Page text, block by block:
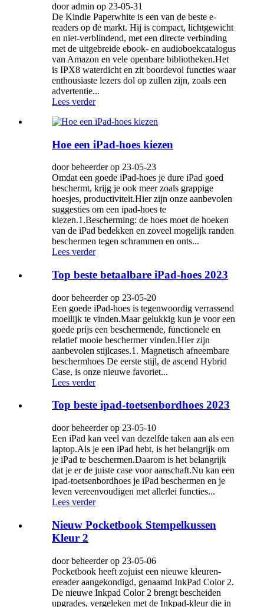
door admin op 23-05-31
De Kindle Paperwhite is een van de beste e-
readers op de markt. Hij is compact, lichtgewicht
en niet-verblindend, met een directe verbinding
met de uitgebreide ebook- en audioboekcatalogus
van Amazon en vele openbare bibliotheken.Het
is IPX8 waterdicht en zit boordevol functies waar
enthousiaste lezers dol op zullen zijn, zoals een
advertentie...
Lees verder
Hoe een iPad-hoes kiezen
door beheerder op 23-05-23
Omdat een goede iPad-hoes je dure iPad goed
beschermt, krijg je ook meer zoals grappige
hoesjes, productiviteit.Hier zijn onze aanbevolen
suggesties om een ​​ipad-hoes te
kiezen.1.Bescherming: de hoes moet de hoeken
van de iPad bedekken en zoveel mogelijk randen
beschermen tegen schrammen en onts...
Lees verder
Top beste betaalbare iPad-hoes 2023
door beheerder op 23-05-20
Een goede iPad-hoes is tegenwoordig verrassend
moeilijk te vinden.Maar gelukkig kun je voor een
goede prijs een beschermende, functionele en
relatief mooie beschermer vinden.Hier zijn
aanbevolen stijlcases.1. Magnetisch afneembare
beschermhoes De eerste stijl, de ascend Hybrid
Case, is onze nieuwe favoriet...
Lees verder
Top beste ipad-toetsenbordhoes 2023
door beheerder op 23-05-10
Een iPad kan veel van dezelfde taken aan als een
laptop.Als je een iPad hebt, is het belangrijk om
je iPad te beschermen.Daarom is het belangrijk
dat je er de juiste case voor aanschaft.Nu kan een
ipad-toetsenbordhoes je iPad beschermen en je
leven vereenvoudigen met allerlei functies...
Lees verder
Nieuw Pocketbook Stempelkussen
Kleur 2
door beheerder op 23-05-06
Pocketbook heeft zojuist een nieuwe kleuren-
ereader aangekondigd, genaamd InkPad Color 2.
De nieuwe Inkpad Color 2 brengt bescheiden
upgrades, vergeleken met de Inkpad-kleur die in